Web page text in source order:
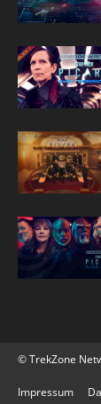
© TrekZone
Impressum